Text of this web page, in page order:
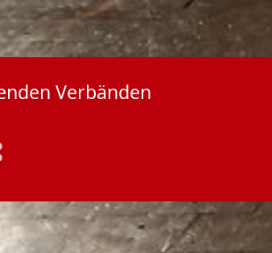
Verbänden